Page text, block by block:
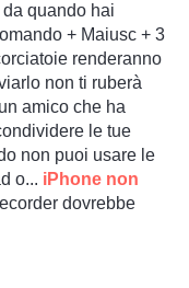
quando hai
+ Maiusc + 3
renderanno
non ti ruberà
amico che ha
le tue
non puoi usare le
o... iPhone non
dovrebbe